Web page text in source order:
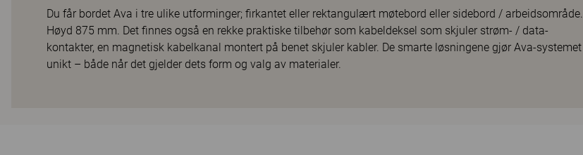
Du får bordet Ava i tre ulike utforminger; firkantet eller rektangulært møtebord eller sidebord / arbeidsområde.
Høyd 875 mm. Det finnes også en rekke praktiske tilbehør som kabeldeksel som skjuler strøm- / data-
kontakter, en magnetisk kabelkanal montert på benet skjuler kabler. De smarte løsningene gjør Ava-systemet
unikt – både når det gjelder dets form og valg av materialer.